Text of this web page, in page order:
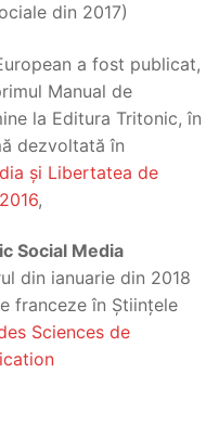
din 2017)
a fost publicat,
Manual de
la Editura Tritonic, în
dezvoltată în
și Libertatea de
,
Social Media
din ianuarie din 2018
franceze în Științele
Sciences de